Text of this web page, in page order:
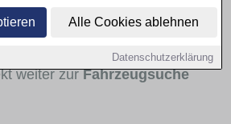
Alle Cookies ablehnen
Datenschutzerklärung
Hier bekommst du
über die wichtigsten
wen Alfa Romeo besonders
weiter zurFahrzeugsuche